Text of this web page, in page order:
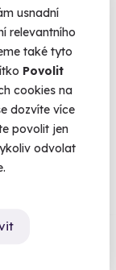
usnadní
relevantního
také tyto
Povolit
cookies na
dozvíte více
povolit jen
odvolat
to být Drbání,
certifikát na
Zážitky